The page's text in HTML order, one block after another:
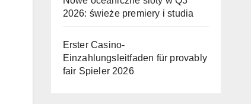
2026: świeże premiery i studia
Erster Casino-
Einzahlungsleitfaden für provably
fair Spieler 2026